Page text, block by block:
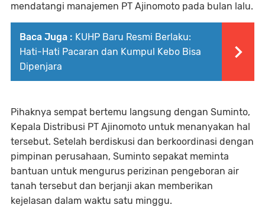
mendatangi manajemen PT Ajinomoto pada bulan lalu.
Baca Juga : KUHP Baru Resmi Berlaku:
Hati-Hati Pacaran dan Kumpul Kebo Bisa
Dipenjara
Pihaknya sempat bertemu langsung dengan Suminto,
Kepala Distribusi PT Ajinomoto untuk menanyakan hal
tersebut. Setelah berdiskusi dan berkoordinasi dengan
pimpinan perusahaan, Suminto sepakat meminta
bantuan untuk mengurus perizinan pengeboran air
tanah tersebut dan berjanji akan memberikan
kejelasan dalam waktu satu minggu.